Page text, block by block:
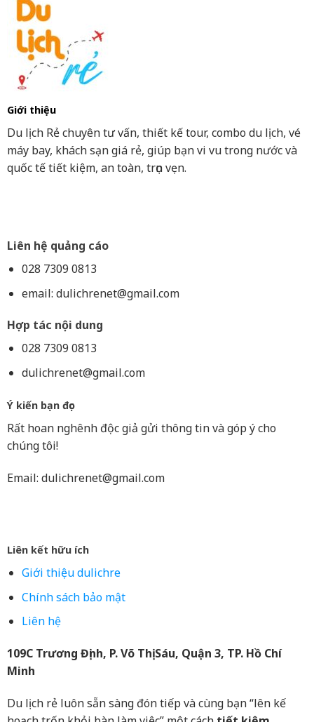
Giới thiệu
Du lịch Rẻ chuyên tư vấn, thiết kế tour, combo du lịch, vé
máy bay, khách sạn giá rẻ, giúp bạn vi vu trong nước và
quốc tế tiết kiệm, an toàn, trọn vẹn.
Liên hệ quảng cáo
028 7309 0813
email: dulichrenet@gmail.com
Hợp tác nội dung
028 7309 0813
dulichrenet@gmail.com
Ý kiến bạn đọc
Rất hoan nghênh độc giả gửi thông tin và góp ý cho
chúng tôi!
Email: dulichrenet@gmail.com
Liên kết hữu ích
Giới thiệu dulichre
Chính sách bảo mật
Liên hệ
109C Trương Định, P. Võ Thị Sáu, Quận 3, TP. Hồ Chí
Minh
Du lịch rẻ luôn sẵn sàng đón tiếp và cùng bạn “lên kế